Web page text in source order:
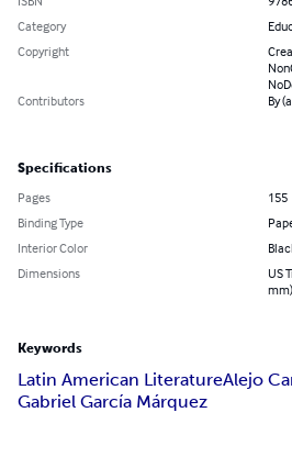
Category
Copyright
Contributors
By
Specifications
Pages
155
Binding Type
Interior Color
Dimensions
US
mm)
Keywords
Latin American LiteratureAlejo
Gabriel García Márquez